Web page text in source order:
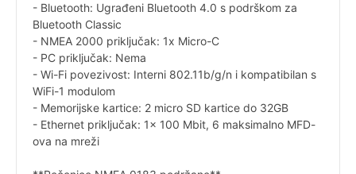
- Bluetooth: Ugrađeni Bluetooth 4.0 s podrškom za
Bluetooth Classic
- NMEA 2000 priključak: 1x Micro-C
- PC priključak: Nema
- Wi-Fi povezivost: Interni 802.11b/g/n i kompatibilan s
WiFi-1 modulom
- Memorijske kartice: 2 micro SD kartice do 32GB
- Ethernet priključak: 1x 100 Mbit, 6 maksimalno MFD-
ova na mreži